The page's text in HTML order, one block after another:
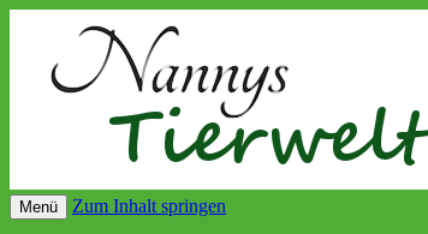
Menü Zum Inhalt springen